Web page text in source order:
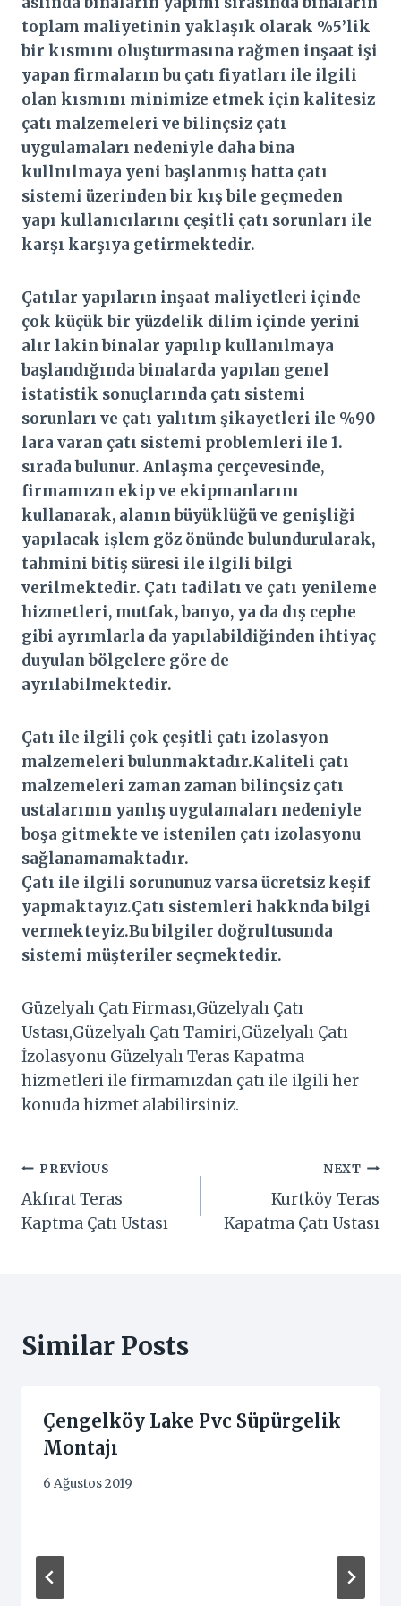
toplam maliyetinin yaklaşık olarak %5’lik
bir kısmını oluşturmasına rağmen inşaat işi
yapan firmaların bu çatı fiyatları ile ilgili
olan kısmını minimize etmek için kalitesiz
çatı malzemeleri ve bilinçsiz çatı
uygulamaları nedeniyle daha bina
kullnılmaya yeni başlanmış hatta çatı
sistemi üzerinden bir kış bile geçmeden
yapı kullanıcılarını çeşitli çatı sorunları ile
karşı karşıya getirmektedir.
Çatılar yapıların inşaat maliyetleri içinde
çok küçük bir yüzdelik dilim içinde yerini
alır lakin binalar yapılıp kullanılmaya
başlandığında binalarda yapılan genel
istatistik sonuçlarında çatı sistemi
sorunları ve çatı yalıtım şikayetleri ile %90
lara varan çatı sistemi problemleri ile 1.
sırada bulunur. Anlaşma çerçevesinde,
firmamızın ekip ve ekipmanlarını
kullanarak, alanın büyüklüğü ve genişliği
yapılacak işlem göz önünde bulundurularak,
tahmini bitiş süresi ile ilgili bilgi
verilmektedir. Çatı tadilatı ve çatı yenileme
hizmetleri, mutfak, banyo, ya da dış cephe
gibi ayrımlarla da yapılabildiğinden ihtiyaç
duyulan bölgelere göre de
ayrılabilmektedir.
Çatı ile ilgili çok çeşitli çatı izolasyon
malzemeleri bulunmaktadır.Kaliteli çatı
malzemeleri zaman zaman bilinçsiz çatı
ustalarının yanlış uygulamaları nedeniyle
boşa gitmekte ve istenilen çatı izolasyonu
sağlanamamaktadır.
Çatı ile ilgili sorununuz varsa ücretsiz keşif
yapmaktayız.Çatı sistemleri hakknda bilgi
vermekteyiz.Bu bilgiler doğrultusunda
sistemi müşteriler seçmektedir.
Güzelyalı Çatı Firması,Güzelyalı Çatı
Ustası,Güzelyalı Çatı Tamiri,Güzelyalı Çatı
İzolasyonu Güzelyalı Teras Kapatma
hizmetleri ile firmamızdan çatı ile ilgili her
konuda hizmet alabilirsiniz.
Yazı
gezinmesi
PREVIOUS
Akfırat Teras
Kaptma Çatı Ustası
NEXT
Kurtköy Teras
Kapatma Çatı Ustası
Similar Posts
Çengelköy Lake Pvc Süpürgelik
Montajı
6 Ağustos 2019